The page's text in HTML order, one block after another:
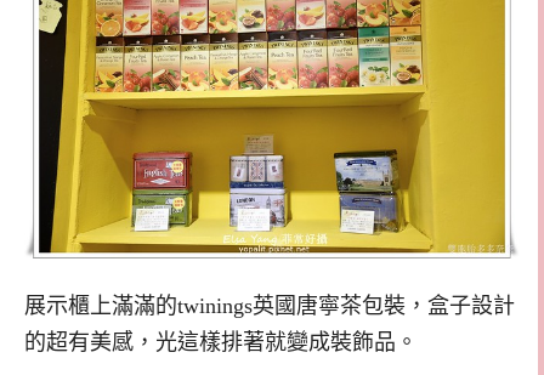
展示櫃上滿滿的twinings英國唐寧茶包裝，盒子設計
的超有美感，光這樣排著就變成裝飾品。